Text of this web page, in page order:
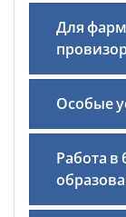
Для
Особые
Работа в